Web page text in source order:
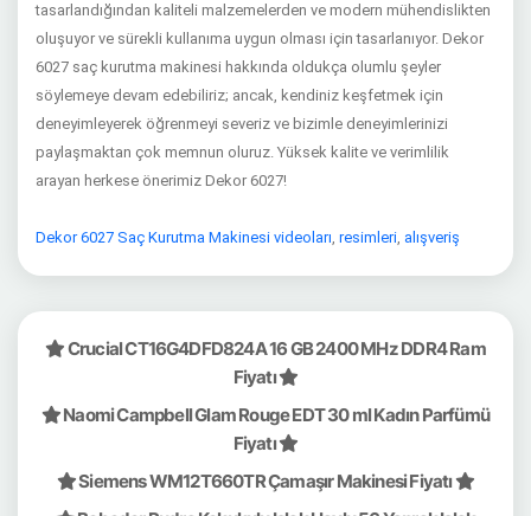
tasarlandığından kaliteli malzemelerden ve modern mühendislikten
oluşuyor ve sürekli kullanıma uygun olması için tasarlanıyor. Dekor
6027 saç kurutma makinesi hakkında oldukça olumlu şeyler
söylemeye devam edebiliriz; ancak, kendiniz keşfetmek için
deneyimleyerek öğrenmeyi severiz ve bizimle deneyimlerinizi
paylaşmaktan çok memnun oluruz. Yüksek kalite ve verimlilik
arayan herkese önerimiz Dekor 6027!
Dekor 6027 Saç Kurutma Makinesi videoları, resimleri, alışveriş
Crucial CT16G4DFD824A 16 GB 2400 MHz DDR4 Ram
Fiyatı
Naomi Campbell Glam Rouge EDT 30 ml Kadın Parfümü
Fiyatı
Siemens WM12T660TR Çamaşır Makinesi Fiyatı